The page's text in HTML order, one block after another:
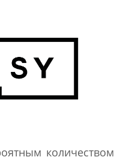
количеством